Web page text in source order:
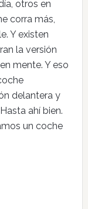
otros en
corra más,
Y existen
la versión
mente. Y eso
delantera y
ahí bien.
un coche